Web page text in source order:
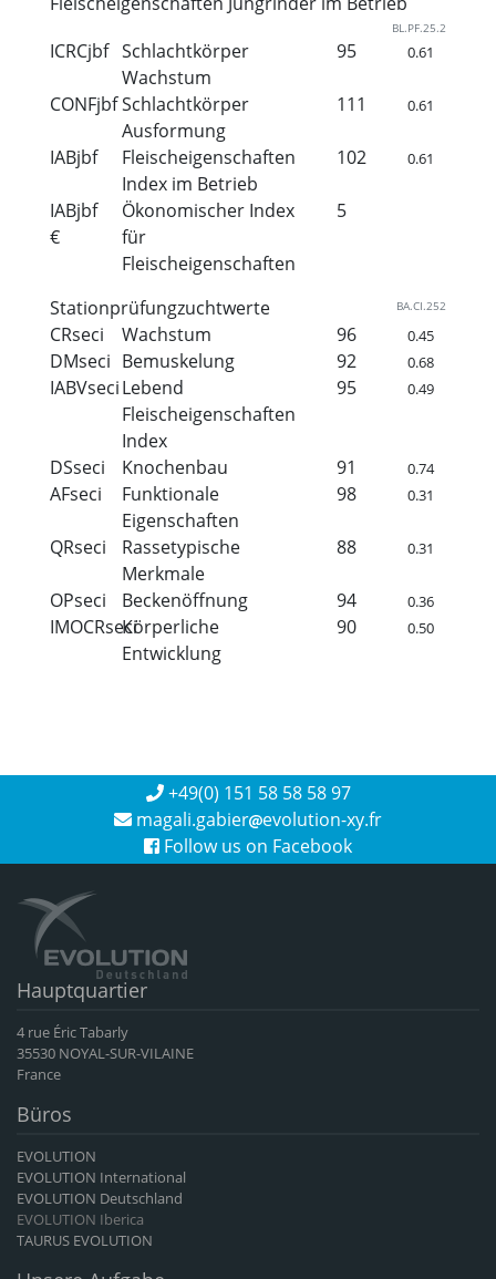
BL.PF.25.2
ICRCjbf Schlachtkörper
Wachstum
95 0.61
CONFjbfSchlachtkörper
Ausformung
111 0.61
IABjbf
Fleischeigenschaften
Index im Betrieb
102 0.61
IABjbf
€
Ökonomischer Index
für
Fleischeigenschaften
5
Stationprüfungzuchtwerte BA.CI.252
CRseci Wachstum 96 0.45
DMseci Bemuskelung 92 0.68
IABVseciLebend
Fleischeigenschaften
Index
95 0.49
DSseci Knochenbau 91 0.74
AFseci
Funktionale
Eigenschaften
98 0.31
QRseci
Rassetypische
Merkmale
88 0.31
OPseci Beckenöffnung 94 0.36
IMOCRseciKörperliche
Entwicklung
90 0.50
+49(0) 151 58 58 58 97
magali.gabier evolution-xy.fr
Follow us on Facebook
Hauptquartier
4 rue Éric Tabarly
35530 NOYAL-SUR-VILAINE
France
Büros
EVOLUTION
EVOLUTION International
EVOLUTION Deutschland
EVOLUTION Iberica
TAURUS EVOLUTION